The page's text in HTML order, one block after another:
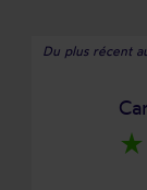
Du plus récent
star_rate